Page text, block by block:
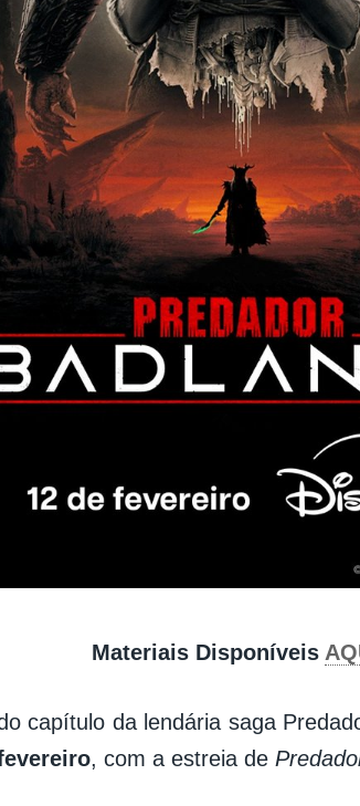
Materiais Disponíveis
capítulo da lendária saga
, com a estreia de